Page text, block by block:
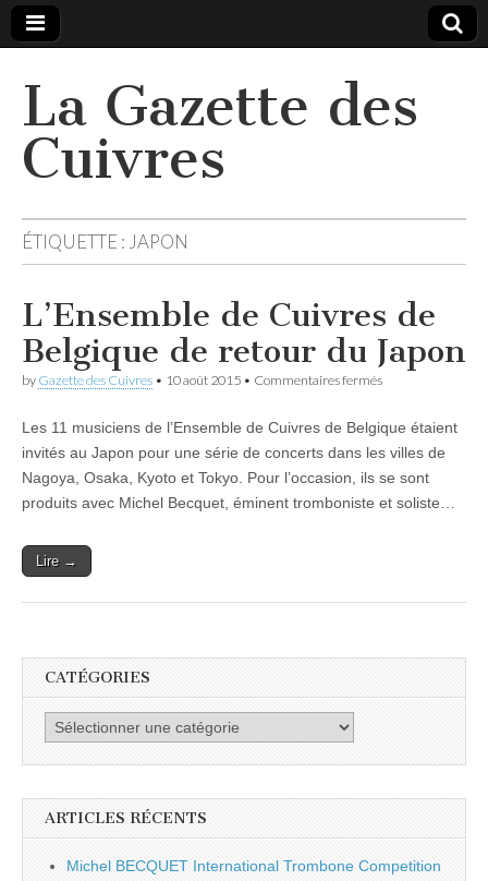
La Gazette des
Cuivres
ÉTIQUETTE : JAPON
L’Ensemble de Cuivres de
Belgique de retour du Japon
by Gazette des Cuivres • 10 août 2015 • Commentaires ferméssur
Cuivres
de
de
retour
Les 11 musiciens de l’Ensemble de Cuivres de Belgique étaient
invités au Japon pour une série de concerts dans les villes de
Nagoya, Osaka, Kyoto et Tokyo. Pour l’occasion, ils se sont
produits avec Michel Becquet, éminent tromboniste et soliste…
Lire →
CATÉGORIES
Catégories
ARTICLES RÉCENTS
Michel BECQUET International Trombone Competition